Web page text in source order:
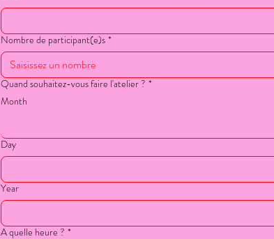
Nombre de participant(e)s *
Quand souhaitez-vous faire l'atelier ? *
Month
Day
Year
A quelle heure ? *